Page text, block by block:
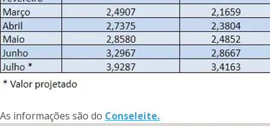
As informações são do Conseleite.